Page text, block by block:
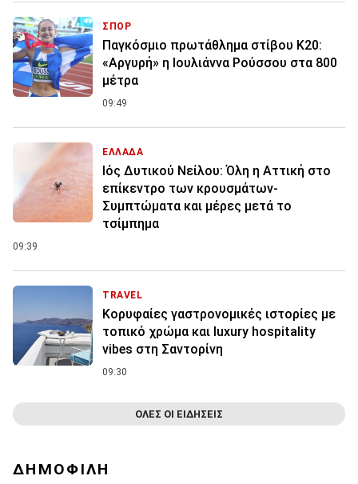
ΣΠΟΡ
Παγκόσμιο πρωτάθλημα στίβου Κ20:
«Αργυρή» η Ιουλιάννα Ρούσσου στα 800
μέτρα
09:49
ΕΛΛΑΔΑ
Ιός Δυτικού Νείλου: Όλη η Αττική στο
επίκεντρο των κρουσμάτων-
Συμπτώματα και μέρες μετά το
τσίμπημα
09:39
TRAVEL
Κορυφαίες γαστρονομικές ιστορίες με
τοπικό χρώμα και luxury hospitality
vibes στη Σαντορίνη
09:30
ΟΛΕΣ ΟΙ ΕΙΔΗΣΕΙΣ
ΔΗΜΟΦΙΛΗ